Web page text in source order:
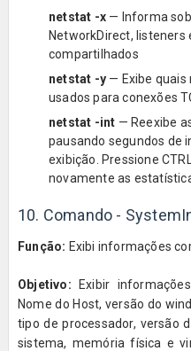
netstat -x— Informa
NetworkDirect, listeners
compartilhados
netstat -y— Exibe quais
usados ​​para conexões
netstat -int — Reexibe
pausando segundos de
exibição. Pressione
novamente as
10. Comando -
Função: Exibi informações
Objetivo:Exibir
Nome do Host, versão do
tipo de processador, versão
sistema, memória física e